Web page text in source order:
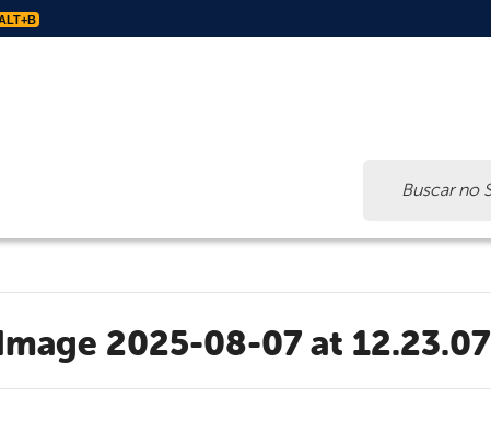
Image 2025-08-07 at 12.23.07